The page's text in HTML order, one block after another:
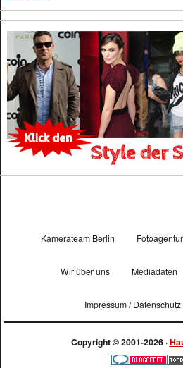
Kamerateam Berlin
Wir über uns Mediadaten
Impressum / Datenschutz
Copyright © 2001-2026 ·